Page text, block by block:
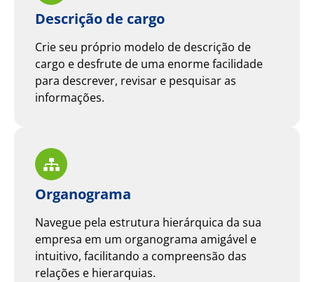
Descrição de cargo
Crie seu próprio modelo de descrição de
cargo e desfrute de uma enorme facilidade
para descrever, revisar e pesquisar as
informações.
Organograma
Navegue pela estrutura hierárquica da sua
empresa em um organograma amigável e
intuitivo, facilitando a compreensão das
relações e hierarquias.